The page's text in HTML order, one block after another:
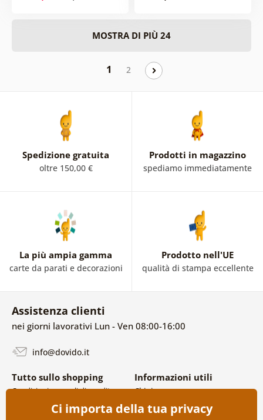
MOSTRA DI PIÙ 24
1 2
Spedizione gratuita
oltre 150,00 €
Prodotti in magazzino
spediamo immediatamente
La più ampia gamma
carte da parati e decorazioni
Prodotto nell'UE
qualità di stampa eccellente
Assistenza clienti
nei giorni lavorativi Lun - Ven 08:00-16:00
info@dovido.it
Tutto sullo shopping
Condizioni generali di vendita e
Politica sulla privacy
Informazioni utili
Chi siamo
FAQ
Contatti
Ci importa della tua privacy